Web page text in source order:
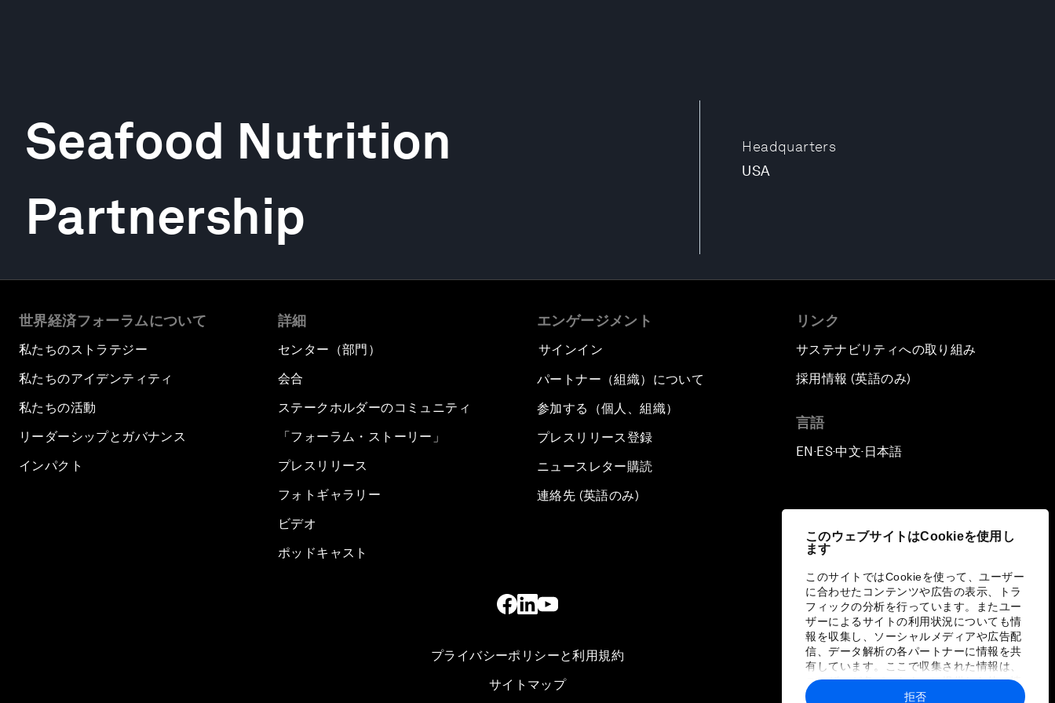
このウェブサイトはCookieを使用し
ます
このサイトではCookieを使って、ユーザー
に合わせたコンテンツや広告の表示、トラ
フィックの分析を行っています。またユー
ザーによるサイトの利用状況についても情
報を収集し、ソーシャルメディアや広告配
信、データ解析の各パートナーに情報を共
有しています。ここで収集された情報は、
ユーザーが各パートナーに提供した他の情
報や各パートナーのサービスを使用した際
拒否
Headquarters
USA
Seafood Nutrition
Partnership
世界経済フォーラムについて
私たちのストラテジー
私たちのアイデンティティ
私たちの活動
リーダーシップとガバナンス
インパクト
詳細
センター（部門）
会合
ステークホルダーのコミュニティ
「フォーラム・ストーリー」
プレスリリース
フォトギャラリー
ビデオ
ポッドキャスト
エンゲージメント
サインイン
パートナー（組織）について
参加する（個人、組織）
プレスリリース登録
ニュースレター購読
連絡先 (英語のみ)
リンク
サステナビリティへの取り組み
採用情報 (英語のみ)
言語
EN ▪ES▪中文▪ 日本語
プライバシーポリシーと利用規約
サイトマップ